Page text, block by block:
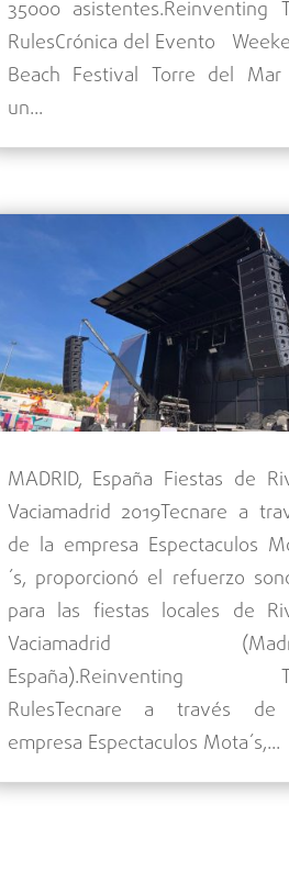
35000 asistentes.Reinventing
RulesCrónica del Evento
Beach Festival Torre del
un...
MADRID, España Fiestas de
Vaciamadrid 2019Tecnare a
de la empresa Espectaculos
´s, proporcionó el refuerzo
para las fiestas locales de
Vaciamadrid
España).Reinventing
RulesTecnare a través
empresa Espectaculos Mota´s,...